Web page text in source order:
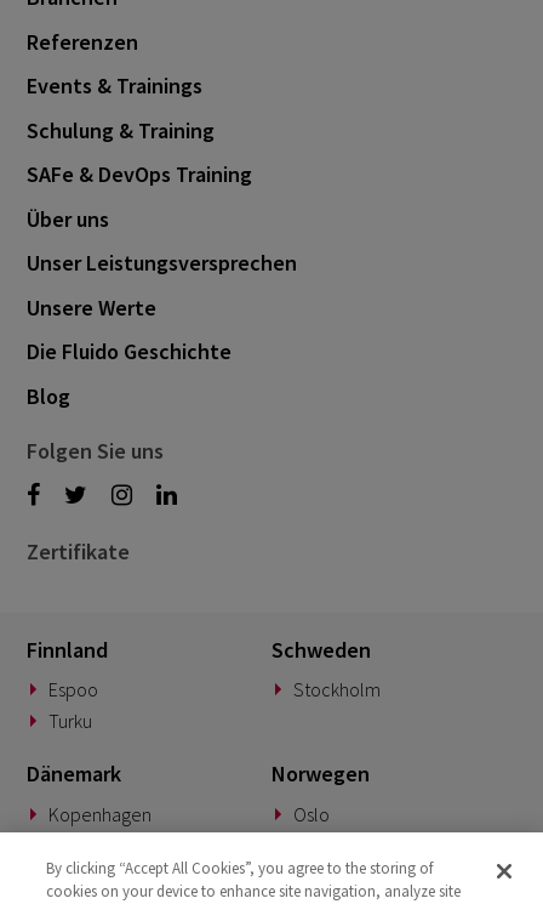
Referenzen
Events & Trainings
Schulung & Training
SAFe & DevOps Training
Über uns
Unser Leistungsversprechen
Unsere Werte
Die Fluido Geschichte
Blog
Folgen Sie uns
Zertifikate
Finnland
Espoo
Turku
Schweden
Stockholm
Dänemark
Kopenhagen
Norwegen
Oslo
Deutschland Slowakei
By clicking “Accept All Cookies”, you agree to the storing of
cookies on your device to enhance site navigation, analyze site